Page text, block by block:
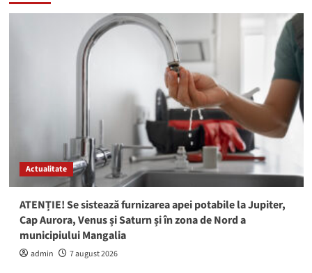
Actualitate
ATENȚIE! Se sistează furnizarea apei potabile la Jupiter,
Cap Aurora, Venus și Saturn și în zona de Nord a
municipiului Mangalia
admin 7 august 2026